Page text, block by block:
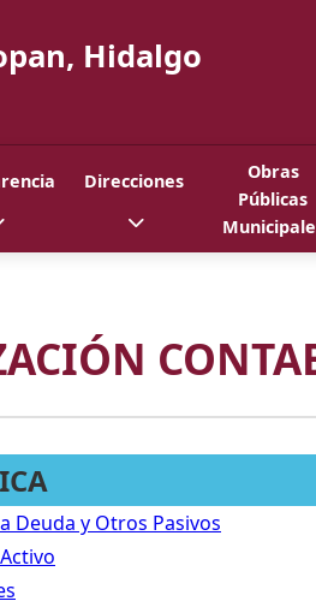
Hidalgo
Direcciones
Obras
Públicas
Deuda y Otros Pasivos